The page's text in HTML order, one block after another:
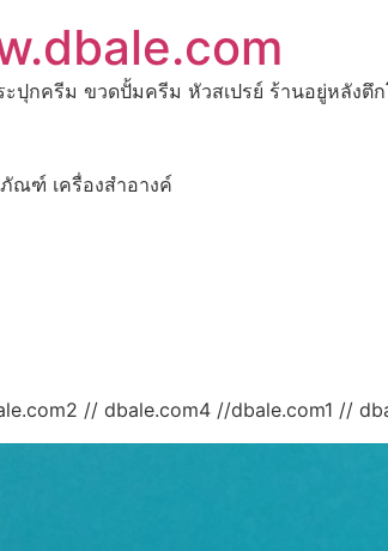
ปุกครีม ขวดปั้มครีม หัวสเปรย์ ร้านอยู่หลังตึ
ณฑ์ เครื่องสำอางค์
// dbale.com4 //dbale.com1 //